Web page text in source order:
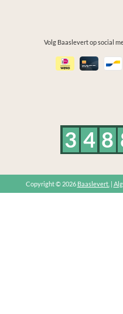
Volg Baaslevert op social
3 4 8
Copyright © 2026 Baaslevert.